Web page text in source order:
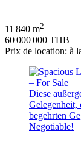
11 840 m2
60 000 000 THB
Prix de location: à
Diese
Gelegenheit,
begehrten
Negotiable!